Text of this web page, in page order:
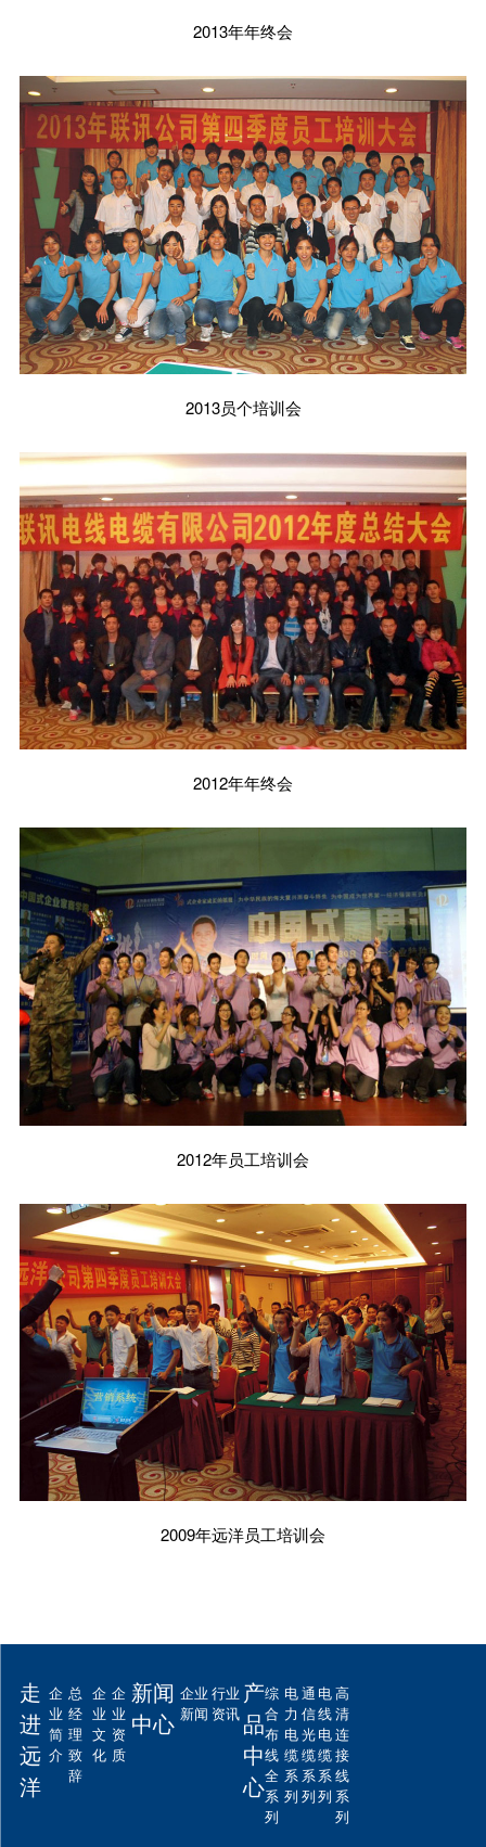
2013年年终会
2013员个培训会
2012年年终会
2012年员工培训会
2009年远洋员工培训会
走
进
远
洋
企
业
简
介
总
经
理
致
辞
企
业
文
化
企
业
资
质
新闻
中心
企业
新闻
行业
资讯
产
品
中
心
综
合
布
线
全
系
列
电
力
电
缆
系
列
通
信
光
缆
系
列
电
线
电
缆
系
列
高
清
连
接
线
系
列